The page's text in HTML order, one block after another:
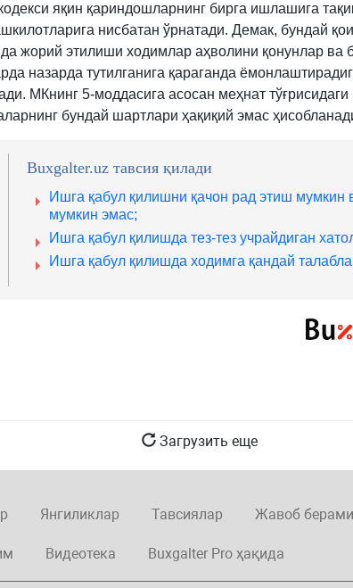
яқин қариндошларнинг бирга ишлашига
нисбатан ўрнатади. Демак, бундай
жорий этилиши ходимлар аҳволини қонунлар ва
назарда тутилганига қараганда
МКнинг 5-моддасига асосан меҳнат
бундай шартлари ҳақиқий эмас
Buxgalter.uz тавсия қилади
Ишга қабул қилишни қачон рад этиш мумкин
мумкин эмас;
Ишга қабул қилишда тез-тез учрайдиган
Ишга қабул қилишда ходимга қандай
Загрузить еще
Янгиликлар Тавсиялар Жавоб
Видеотека Buxgalter Pro ҳақида